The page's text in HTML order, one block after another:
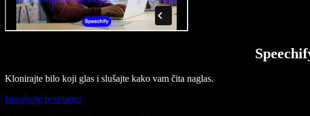
Klonirajte bilo koji glas i slušajte kako vam čita naglas.
Isprobajte besplatno